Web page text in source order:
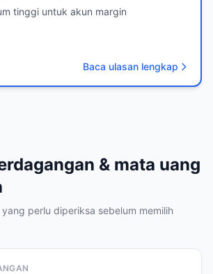
tinggi untuk akun margin
Baca ulasan lengkap
& mata uang
perlu diperiksa sebelum memilih